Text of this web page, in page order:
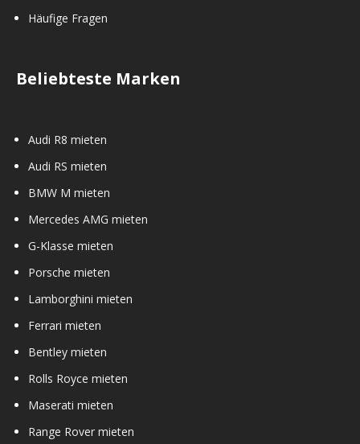
Häufige Fragen
Beliebteste Marken
Audi R8 mieten
Audi RS mieten
BMW M mieten
Mercedes AMG mieten
G-Klasse mieten
Porsche mieten
Lamborghini mieten
Ferrari mieten
Bentley mieten
Rolls Royce mieten
Maserati mieten
Range Rover mieten